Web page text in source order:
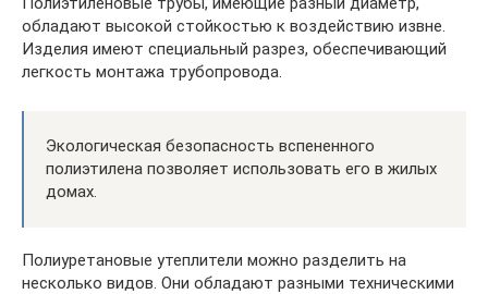
обладают высокой стойкостью к воздействию извне.
Изделия имеют специальный разрез, обеспечивающий
легкость монтажа трубопровода.
Экологическая безопасность вспененного
полиэтилена позволяет использовать его в жилых
домах.
Полиуретановые утеплители можно разделить на
несколько видов. Они обладают разными техническими